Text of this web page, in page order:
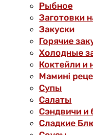
Рыбное
Заготовки
Закуски
Горячие
Холодные
Коктейли и
Мамині
Супы
Салаты
Сэндвичи и
Сладкие